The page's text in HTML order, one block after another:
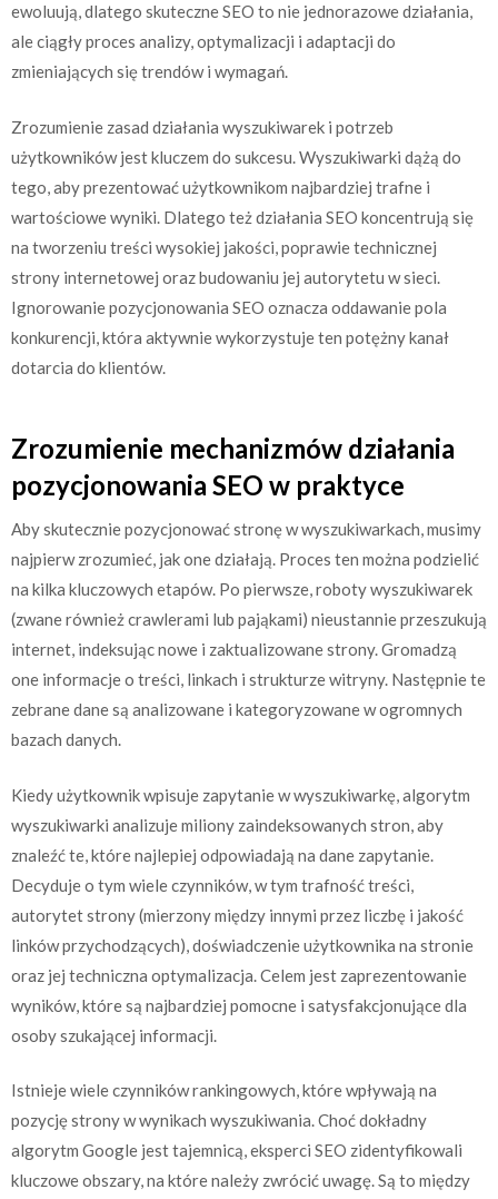
ewoluują, dlatego skuteczne SEO to nie jednorazowe działania,
ale ciągły proces analizy, optymalizacji i adaptacji do
zmieniających się trendów i wymagań.
Zrozumienie zasad działania wyszukiwarek i potrzeb
użytkowników jest kluczem do sukcesu. Wyszukiwarki dążą do
tego, aby prezentować użytkownikom najbardziej trafne i
wartościowe wyniki. Dlatego też działania SEO koncentrują się
na tworzeniu treści wysokiej jakości, poprawie technicznej
strony internetowej oraz budowaniu jej autorytetu w sieci.
Ignorowanie pozycjonowania SEO oznacza oddawanie pola
konkurencji, która aktywnie wykorzystuje ten potężny kanał
dotarcia do klientów.
Zrozumienie mechanizmów działania
pozycjonowania SEO w praktyce
Aby skutecznie pozycjonować stronę w wyszukiwarkach, musimy
najpierw zrozumieć, jak one działają. Proces ten można podzielić
na kilka kluczowych etapów. Po pierwsze, roboty wyszukiwarek
(zwane również crawlerami lub pająkami) nieustannie przeszukują
internet, indeksując nowe i zaktualizowane strony. Gromadzą
one informacje o treści, linkach i strukturze witryny. Następnie te
zebrane dane są analizowane i kategoryzowane w ogromnych
bazach danych.
Kiedy użytkownik wpisuje zapytanie w wyszukiwarkę, algorytm
wyszukiwarki analizuje miliony zaindeksowanych stron, aby
znaleźć te, które najlepiej odpowiadają na dane zapytanie.
Decyduje o tym wiele czynników, w tym trafność treści,
autorytet strony (mierzony między innymi przez liczbę i jakość
linków przychodzących), doświadczenie użytkownika na stronie
oraz jej techniczna optymalizacja. Celem jest zaprezentowanie
wyników, które są najbardziej pomocne i satysfakcjonujące dla
osoby szukającej informacji.
Istnieje wiele czynników rankingowych, które wpływają na
pozycję strony w wynikach wyszukiwania. Choć dokładny
algorytm Google jest tajemnicą, eksperci SEO zidentyfikowali
kluczowe obszary, na które należy zwrócić uwagę. Są to między